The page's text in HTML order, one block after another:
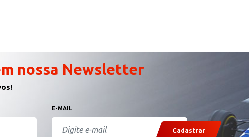
nossa Newsletter
E-MAIL
Cadastrar